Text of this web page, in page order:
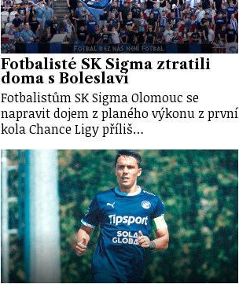
Fotbalisté SK Sigma ztratili
doma s Boleslaví
Fotbalistům SK Sigma Olomouc se
napravit dojem z planého výkonu z první
kola Chance Ligy příliš…